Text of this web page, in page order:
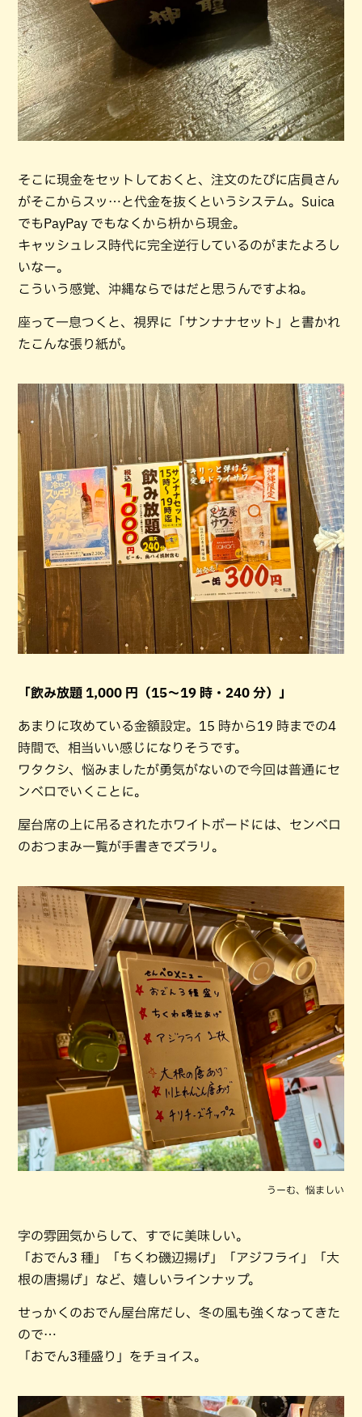
そこに現金をセットしておくと、注文のたびに店員さん
がそこからスッ…と代金を抜くというシステム。Suica
でもPayPay でもなくから枡から現金。
キャッシュレス時代に完全逆行しているのがまたよろし
いなー。
こういう感覚、沖縄ならではだと思うんですよね。
座って一息つくと、視界に「サンナナセット」と書かれ
たこんな張り紙が。
「飲み放題 1,000 円（15〜19 時・240 分）」
あまりに攻めている金額設定。15 時から19 時までの4
時間で、相当いい感じになりそうです。
ワタクシ、悩みましたが勇気がないので今回は普通にセ
ンベロでいくことに。
屋台席の上に吊るされたホワイトボードには、センベロ
のおつまみ一覧が手書きでズラリ。
うーむ、悩ましい
字の雰囲気からして、すでに美味しい。
「おでん3 種」「ちくわ磯辺揚げ」「アジフライ」「大
根の唐揚げ」など、嬉しいラインナップ。
せっかくのおでん屋台席だし、冬の風も強くなってきた
ので…
「おでん3種盛り」をチョイス。